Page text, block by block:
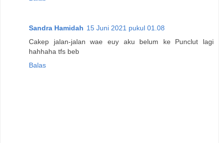
Sandra Hamidah 15 Juni 2021 pukul 01.08
Cakep jalan-jalan wae euy aku belum ke Punclut lagi
hahhaha tfs beb
Balas